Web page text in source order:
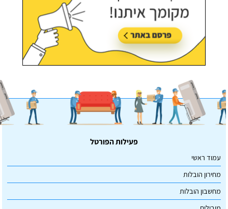
פעילות הפורטל
עמוד ראשי
מחירון הובלות
מחשבון הובלות